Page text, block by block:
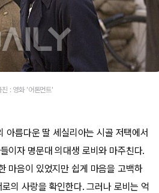
진 : 영화 '어톤먼트'
아름다운 딸 세실리아는 시골 저택에서
이자 명문대 의대생 로비와 마주친다.
마음이 있었지만 쉽게 마음을 고백하
의 사랑을 확인한다. 그러나 로비는 억